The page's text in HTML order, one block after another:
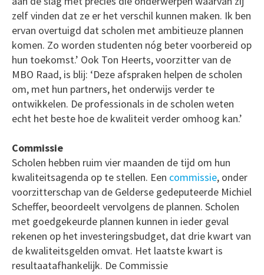
zelf vinden dat ze er het verschil kunnen maken. Ik ben
ervan overtuigd dat scholen met ambitieuze plannen
komen. Zo worden studenten nóg beter voorbereid op
hun toekomst.’ Ook Ton Heerts, voorzitter van de
MBO Raad, is blij: ‘Deze afspraken helpen de scholen
om, met hun partners, het onderwijs verder te
ontwikkelen. De professionals in de scholen weten
echt het beste hoe de kwaliteit verder omhoog kan.’
Commissie
Scholen hebben ruim vier maanden de tijd om hun
kwaliteitsagenda op te stellen. Een commissie, onder
voorzitterschap van de Gelderse gedeputeerde Michiel
Scheffer, beoordeelt vervolgens de plannen. Scholen
met goedgekeurde plannen kunnen in ieder geval
rekenen op het investeringsbudget, dat drie kwart van
de kwaliteitsgelden omvat. Het laatste kwart is
resultaatafhankelijk. De Commissie